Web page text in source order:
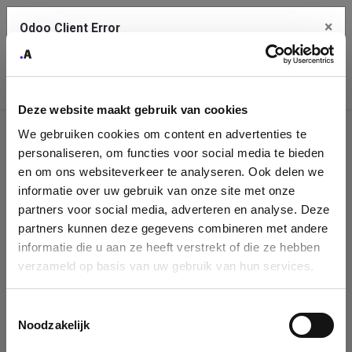
Deze website maakt gebruik van cookies
We gebruiken cookies om content en advertenties te
personaliseren, om functies voor social media te bieden
en om ons websiteverkeer te analyseren. Ook delen we
informatie over uw gebruik van onze site met onze
partners voor social media, adverteren en analyse. Deze
partners kunnen deze gegevens combineren met andere
informatie die u aan ze heeft verstrekt of die ze hebben
verzameld op basis van uw gebruik van hun services.
Noodzakelijk
Company
Identification
Please fill in your company details
You can search a company in our database by name, VAT or
enterprise ID. When a company is selected it will auto-complete the
form. If you don't find your company in our database, you can create
Odoo Client Error ×
service.
See details
Ok